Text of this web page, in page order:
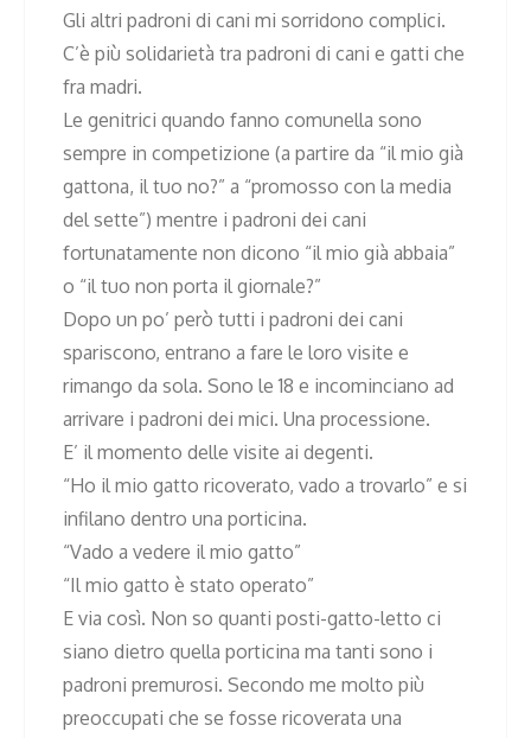
Gli altri padroni di cani mi sorridono complici.
C’è più solidarietà tra padroni di cani e gatti che
fra madri.
Le genitrici quando fanno comunella sono
sempre in competizione (a partire da “il mio già
gattona, il tuo no?” a “promosso con la media
del sette”) mentre i padroni dei cani
fortunatamente non dicono “il mio già abbaia”
o “il tuo non porta il giornale?”
Dopo un po’ però tutti i padroni dei cani
spariscono, entrano a fare le loro visite e
rimango da sola. Sono le 18 e incominciano ad
arrivare i padroni dei mici. Una processione.
E’ il momento delle visite ai degenti.
“Ho il mio gatto ricoverato, vado a trovarlo” e si
infilano dentro una porticina.
“Vado a vedere il mio gatto”
“Il mio gatto è stato operato”
E via così. Non so quanti posti-gatto-letto ci
siano dietro quella porticina ma tanti sono i
padroni premurosi. Secondo me molto più
preoccupati che se fosse ricoverata una